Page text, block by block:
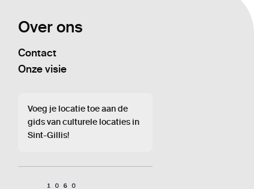
Over ons
Contact
Onze visie
Voeg je locatie toe aan de
gids van culturele locaties in
Sint-Gillis!